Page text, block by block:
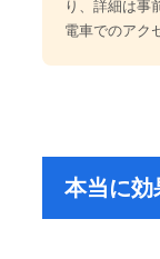
り、詳細は事
電車でのアク
本当に効